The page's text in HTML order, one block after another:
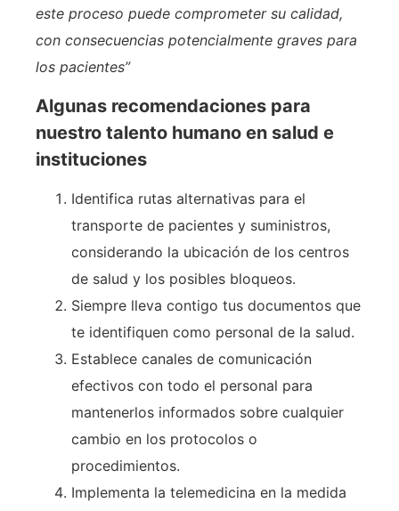
este proceso puede comprometer su calidad,
con consecuencias potencialmente graves para
los pacientes”
Algunas recomendaciones para
nuestro talento humano en salud e
instituciones
Identifica rutas alternativas para el
transporte de pacientes y suministros,
considerando la ubicación de los centros
de salud y los posibles bloqueos.
Siempre lleva contigo tus documentos que
te identifiquen como personal de la salud.
Establece canales de comunicación
efectivos con todo el personal para
mantenerlos informados sobre cualquier
cambio en los protocolos o
procedimientos.
Implementa la telemedicina en la medida